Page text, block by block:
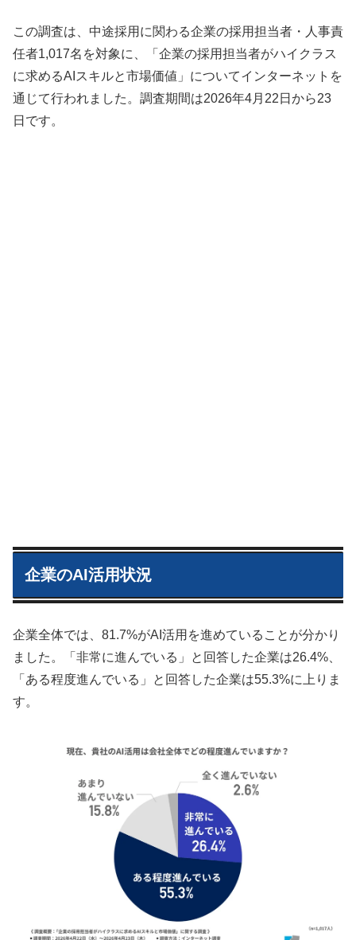
この調査は、中途採用に関わる企業の採用担当者・人事責
任者1,017名を対象に、「企業の採用担当者がハイクラス
に求めるAIスキルと市場価値」についてインターネットを
通じて行われました。調査期間は2026年4月22日から23
日です。
企業のAI活用状況
企業全体では、81.7%がAI活用を進めていることが分かり
ました。「非常に進んでいる」と回答した企業は26.4%、
「ある程度進んでいる」と回答した企業は55.3%に上りま
す。